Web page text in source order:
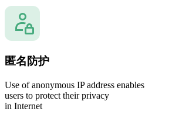
匿名防护
Use of anonymous IP address enables
users to protect their privacy
in Internet